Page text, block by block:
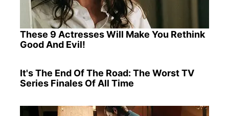
These 9 Actresses Will Make You Rethink
Good And Evil!
It's The End Of The Road: The Worst TV
Series Finales Of All Time